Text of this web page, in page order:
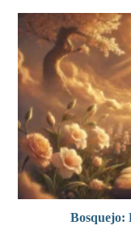
Bosquejo: